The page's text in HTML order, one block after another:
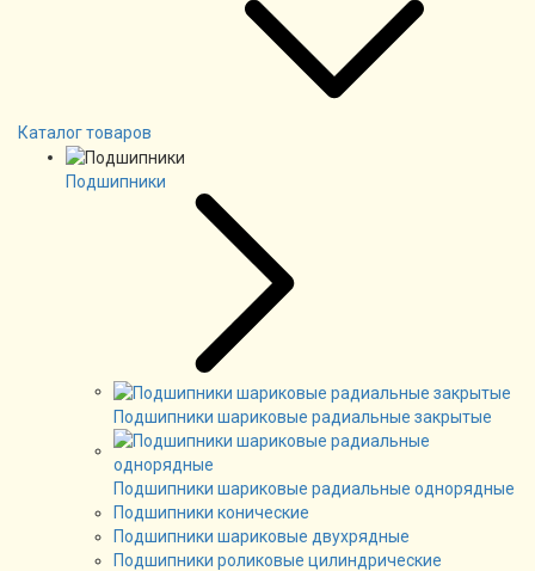
Каталог товаров
Подшипники
Подшипники шариковые радиальные закрытые
Подшипники шариковые радиальные однорядные
Подшипники конические
Подшипники шариковые двухрядные
Подшипники роликовые цилиндрические